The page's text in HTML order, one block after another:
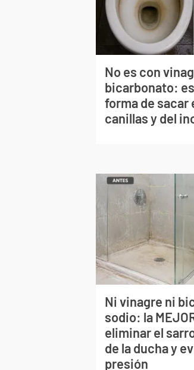
No es con
bicarbonato:
forma de sacar
canillas y del
Ni vinagre ni
sodio: la
eliminar el
de la ducha y
presión